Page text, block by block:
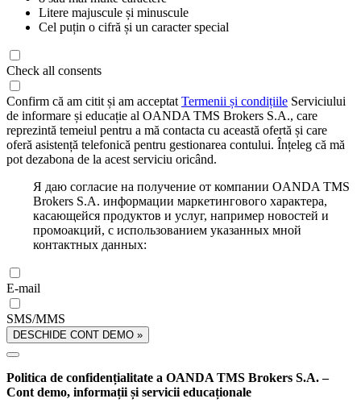
Litere majuscule și minuscule
Cel puțin o cifră și un caracter special
Check all consents
Confirm că am citit și am acceptat Termenii și condițiile Serviciului
de informare și educație al OANDA TMS Brokers S.A., care
reprezintă temeiul pentru a mă contacta cu această ofertă și care
oferă asistență telefonică pentru gestionarea contului. Înțeleg că mă
pot dezabona de la acest serviciu oricând.
Я даю согласие на получение от компании OANDA TMS
Brokers S.A. информации маркетингового характера,
касающейся продуктов и услуг, например новостей и
промоакций, с использованием указанных мной
контактных данных:
E-mail
SMS/MMS
DESCHIDE CONT DEMO »
Politica de confidențialitate a OANDA TMS Brokers S.A. –
Cont demo, informații și servicii educaționale